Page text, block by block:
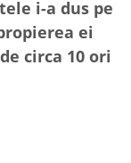
i-a dus pe
ei
circa 10 ori